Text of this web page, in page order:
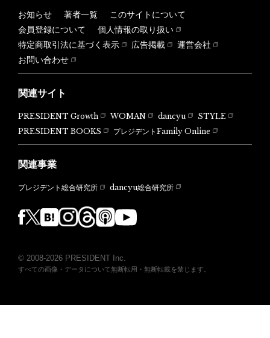
お知らせ 著者一覧
このサイトについて
会員登録について
個人情報の取り扱い
特定商取引法に基づく表示
広告掲載
運営会社
お問い合わせ
関連サイト
PRESIDENT Growth WOMAN dancyu
STYLE
PRESIDENT BOOKS
プレジデントFamily Online
関連事業
プレジデント総合研究所 dancyu総合研究所
© 2008-2026 PRESIDENT Inc.
すべての画像・データについて無断転用・無断転載を禁じます。